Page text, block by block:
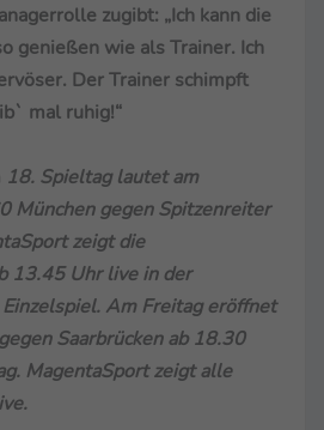
zugibt: „Ich kann die
genießen wie als Trainer. Ich
Der Trainer schimpft
mal ruhig!“
18. Spieltag lautet am
München gegen Spitzenreiter
zeigt die
13.45 Uhr live in der
Am Freitag eröffnet
Saarbrücken ab 18.30
MagentaSport zeigt alle